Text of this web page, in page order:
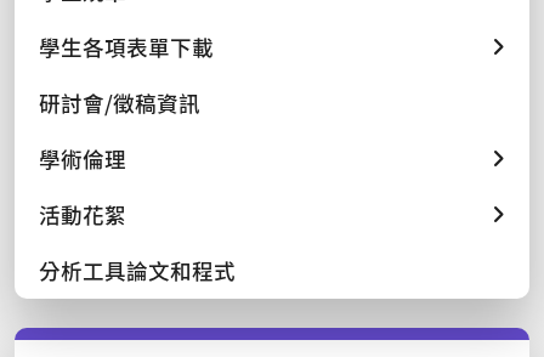
學生各項表單下載
研討會/徵稿資訊
學術倫理
活動花絮
分析工具論文和程式